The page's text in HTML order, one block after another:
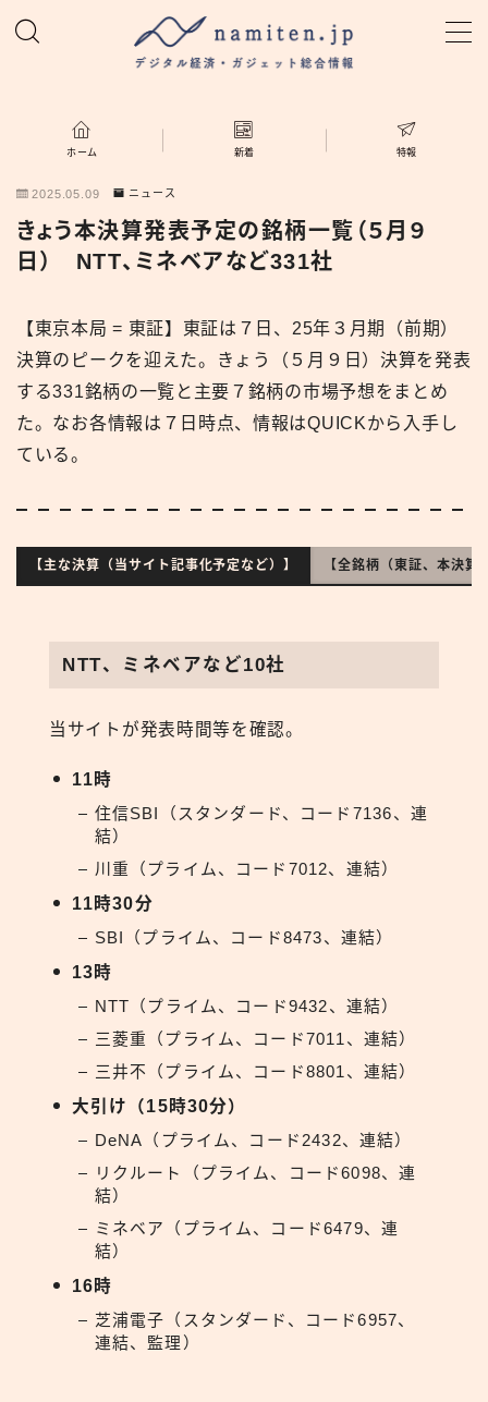
ホーム
新着
namiten.jp
ホーム 新着 特報
2025.05.09 ニュース
きょう本決算発表予定の銘柄一覧（５月９
日） NTT、ミネベアなど331社
【東京本局 = 東証】東証は７日、25年３月期（前期）
決算のピークを迎えた。きょう（５月９日）決算を発表
する331銘柄の一覧と主要７銘柄の市場予想をまとめ
た。なお各情報は７日時点、情報はQUICKから入手し
ている。
【主な決算（当サイト記事化予定など）】 【全銘柄（東証、本決算
NTT、ミネベアなど10社
当サイトが発表時間等を確認。
11時
住信SBI（スタンダード、コード7136、連
結）
川重（プライム、コード7012、連結）
11時30分
SBI（プライム、コード8473、連結）
13時
NTT（プライム、コード9432、連結）
三菱重（プライム、コード7011、連結）
三井不（プライム、コード8801、連結）
大引け（15時30分）
DeNA（プライム、コード2432、連結）
リクルート（プライム、コード6098、連
結）
ミネベア（プライム、コード6479、連
結）
16時
芝浦電子（スタンダード、コード6957、
連結、監理）